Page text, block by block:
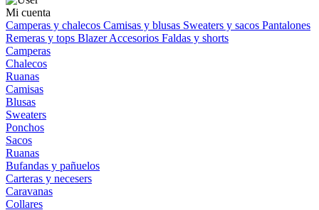
Mi cuenta
Camperas y chalecos Camisas y blusas Sweaters y sacos Pantalones
Remeras y tops BlazerAccesorios Faldas y shorts
Camperas
Chalecos
Ruanas
Camisas
Blusas
Sweaters
Ponchos
Sacos
Ruanas
Bufandas y pañuelos
Carteras y necesers
Caravanas
Collares